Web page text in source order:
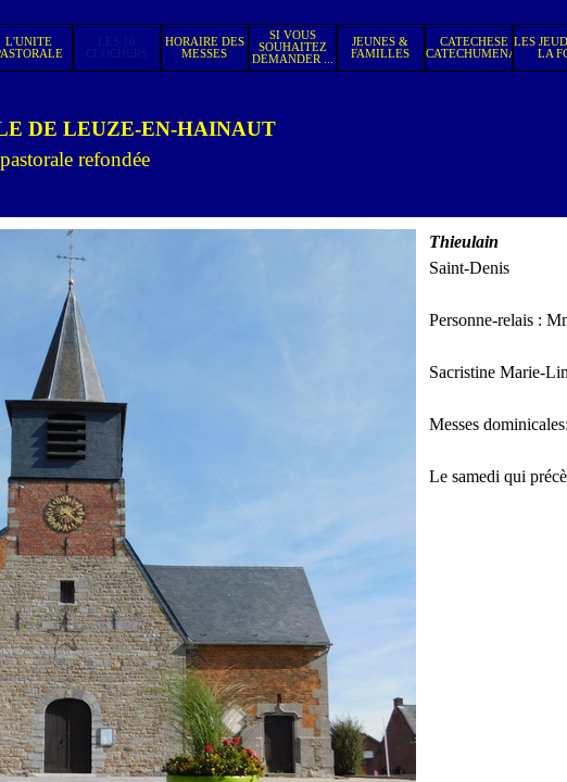
Sauter le menu
L'UNITE
▼
LES 10
CLOCHERS
▼
HORAIRE DES
MESSES
▼
SI VOUS
SOUHAITEZ
DEMANDER ...
▼
JEUNES &
FAMILLES
▼
CATECHESE
CATECHUMENAT
LES
LA
DE LEUZE-EN-HAINAUT
refondée
Thieulain
Saint-Denis
Personne-relais :
Sacristine Marie-
Messes dominicales:
Le samedi qui